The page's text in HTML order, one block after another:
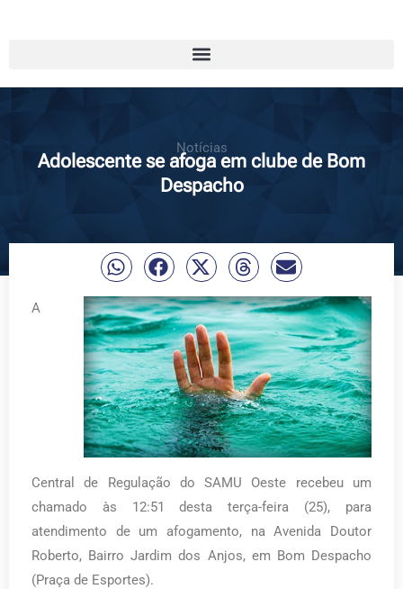
Notícias
Adolescente se afoga em clube de Bom
Despacho
A
Central de Regulação do SAMU Oeste recebeu um
chamado às 12:51 desta terça-feira (25), para
atendimento de um afogamento, na Avenida Doutor
Roberto, Bairro Jardim dos Anjos, em Bom Despacho
(Praça de Esportes).